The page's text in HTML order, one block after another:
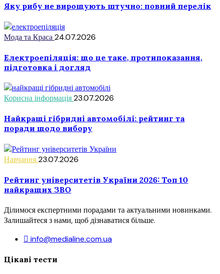
Яку рибу не вирощують штучно: повний перелік
Мода та Краса24.07.2026
Електроепіляція: що це таке, протипоказання,
підготовка і догляд
Корисна інформація23.07.2026
Найкращі гібридні автомобілі: рейтинг та
поради щодо вибору
Навчання23.07.2026
Рейтинг університетів України 2026: Топ 10
найкращих ЗВО
Ділимося експертними порадами та актуальними новинками.
Залишайтеся з нами, щоб дізнаватися більше.
info@medialine.com.ua
Цікаві тести